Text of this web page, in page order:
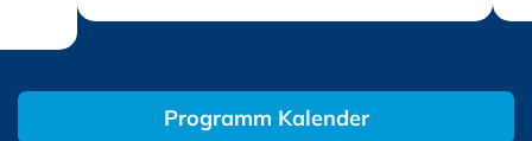
Programm Kalender